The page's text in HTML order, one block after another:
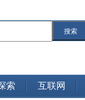
搜索
索 互联网